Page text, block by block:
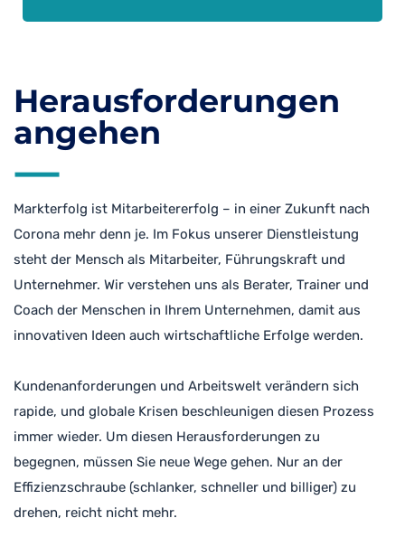
Herausforderungen
angehen
Markterfolg ist Mitarbeitererfolg – in einer Zukunft nach
Corona mehr denn je. Im Fokus unserer Dienstleistung
steht der Mensch als Mitarbeiter, Führungskraft und
Unternehmer. Wir verstehen uns als Berater, Trainer und
Coach der Menschen in Ihrem Unternehmen, damit aus
innovativen Ideen auch wirtschaftliche Erfolge werden.
Kundenanforderungen und Arbeitswelt verändern sich
rapide, und globale Krisen beschleunigen diesen Prozess
immer wieder. Um diesen Herausforderungen zu
begegnen, müssen Sie neue Wege gehen. Nur an der
Effizienzschraube (schlanker, schneller und billiger) zu
drehen, reicht nicht mehr.